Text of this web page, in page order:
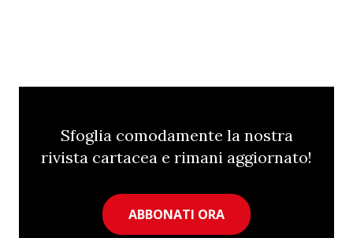
Sfoglia comodamente la nostra
rivista cartacea e rimani aggiornato!
ABBONATI ORA